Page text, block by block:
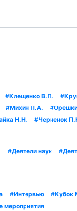
#Клещенко В.П.
#Михин П.А.
Н.Н. #Черненок
#Деятели наук
#Интервью #Кубок
мероприятия